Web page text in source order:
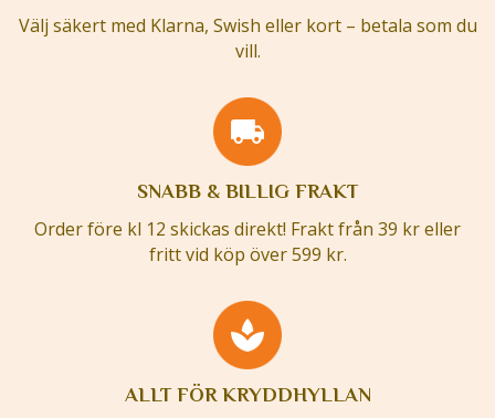
Välj säkert med Klarna, Swish eller kort – betala som du
vill.
SNABB & BILLIG FRAKT
Order före kl 12 skickas direkt! Frakt från 39 kr eller
fritt vid köp över 599 kr.
ALLT FÖR KRYDDHYLLAN